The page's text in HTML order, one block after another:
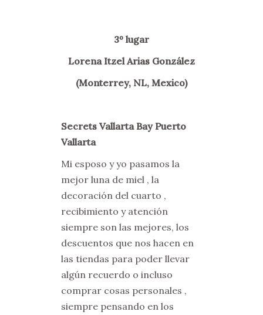
3º lugar
Lorena Itzel Arias González
(Monterrey, NL, Mexico)
Secrets Vallarta Bay Puerto
Vallarta
Mi esposo y yo pasamos la
mejor luna de miel , la
decoración del cuarto ,
recibimiento y atención
siempre son las mejores, los
descuentos que nos hacen en
las tiendas para poder llevar
algún recuerdo o incluso
comprar cosas personales ,
siempre pensando en los